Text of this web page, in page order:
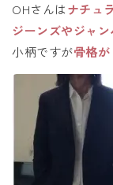
OHさんはナチュ
ジーンズやジャ
小柄ですが骨格が